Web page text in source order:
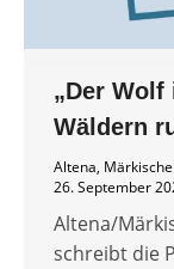
„Der
Wäldern
Altena,
26. September
Altena/
schreibt die